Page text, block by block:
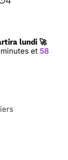
lundi 🚀
minutes et 57